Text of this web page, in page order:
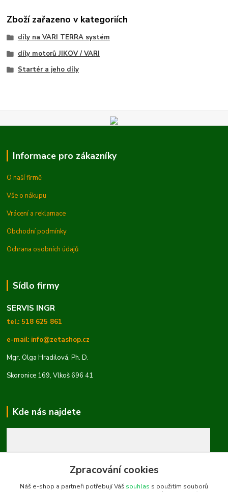
Zboží zařazeno v kategoriích
díly na VARI TERRA systém
díly motorů JIKOV / VARI
Startér a jeho díly
Informace pro zákazníky
O naší firmě
Vše o nákupu
Vrácení a reklamace
Obchodní podmínky
Ochrana osobních údajů
Sídlo firmy
SERVIS INGR
tel.: 518 625 861
e-mail: info@zetashop.cz
Mgr. Olga Hradilová, Ph. D.
Skoronice 169, Vlkoš 696 41
Kde nás najdete
Zpracování cookies
Náš e-shop a partneři potřebují Váš souhlas s použitím souborů